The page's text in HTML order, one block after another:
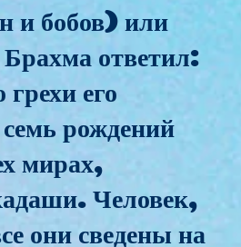
и бобов) или
ответил:
его
рождений
мирах,
Человек,
они сведены на